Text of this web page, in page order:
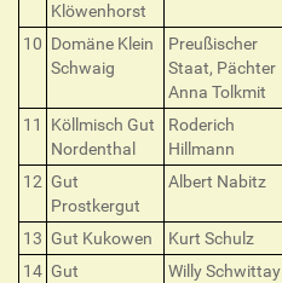
Klöwenhorst
10 Domäne Klein
Schwaig
Preußischer
Staat, Pächter
Anna Tolkmit
11
Köllmisch Gut
Nordenthal
Roderich
Hillmann
12 Gut
Prostkergut
Albert Nabitz
13 Gut Kukowen Kurt Schulz
14 Gut
Willy Schwittay